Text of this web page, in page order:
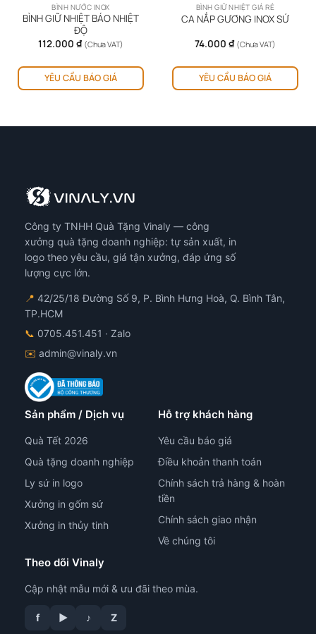
BÌNH NƯỚC INOX
BÌNH GIỮ NHIỆT BÁO NHIỆT
ĐỘ
112.000 ₫ (Chưa VAT)
YÊU CẦU BÁO GIÁ
nhiều
thể
được
chọn
sản
BÌNH GIỮ NHIỆT GIÁ RẺ
CA NẮP GƯƠNG INOX SỨ
74.000 ₫ (Chưa VAT)
YÊU CẦU BÁO GIÁ
Công ty TNHH Quà Tặng Vinaly — công
xưởng quà tặng doanh nghiệp: tự sản xuất, in
logo theo yêu cầu, giá tận xưởng, đáp ứng số
lượng cực lớn.
📍 42/25/18 Đường Số 9, P. Bình Hưng Hoà, Q. Bình Tân,
TP.HCM
📞 0705.451.451 · Zalo
✉️ admin@vinaly.vn
Sản phẩm / Dịch vụ
Quà Tết 2026
Quà tặng doanh nghiệp
Ly sứ in logo
Xưởng in gốm sứ
Xưởng in thủy tinh
Hỗ trợ khách hàng
Yêu cầu báo giá
Điều khoản thanh toán
Chính sách trả hàng & hoàn
tiền
Chính sách giao nhận
Về chúng tôi
Theo dõi Vinaly
Cập nhật mẫu mới & ưu đãi theo mùa.
f ▶ ♪ Z